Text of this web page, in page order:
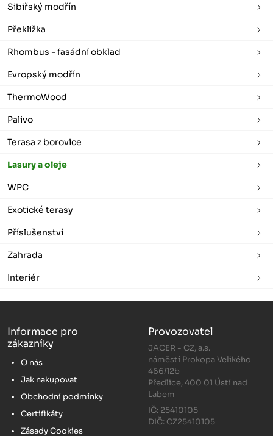
Sibiřský modřín
Překližka
Rhombus - fasádní obklad
Evropský modřín
ThermoWood
Palivo
Terasa z borovice
Lasury a oleje
WPC
Exotické terasy
Příslušenství
Zahrada
Interiér
Informace pro
zákazníky
O nás
Jak nakupovat
Obchodní podmínky
Certifikáty
Zásady Cookies
Provozovatel
JACER - CZ, a.s.
náměstí Prokopa Velikého
466/12b
Předlice, 400 01 Ústí nad
Labem
IČ: 25410105
DIČ: CZ25410105